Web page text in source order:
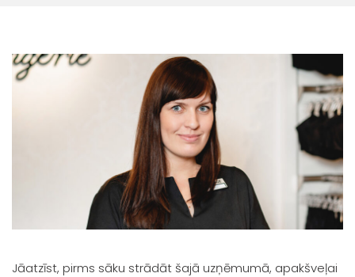
Jāatzīst, pirms sāku strādāt šajā uzņēmumā, apakšveļai